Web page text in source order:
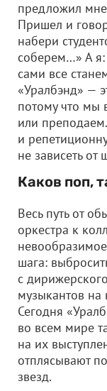
предложил мне
Пришел и
набери
соберем…» А
сами все
«Уралбэнд» —
потому что мы
или
и
не зависеть от
Каков поп,
Весь путь от
оркестра к
шага:
с
музыкантов на
Сегодня
во всем мире
на их
отплясывают
звезд.